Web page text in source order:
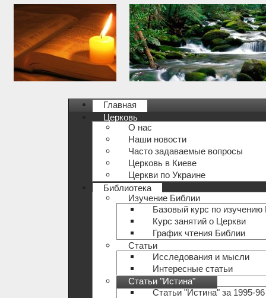
Главная
Церковь
О нас
Наши новости
Часто задаваемые вопросы
Церковь в Киеве
Церкви по Украине
Библиотека
Изучение Библии
Базовый курс по изучению
Курс занятий о Церкви
График чтения Библии
Статьи
Исследования и мысли
Интересные статьи
Статьи "Истина"
Статьи "Истина" за 1995-